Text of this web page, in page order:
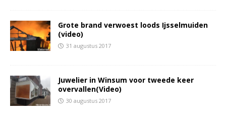
Grote brand verwoest loods Ijsselmuiden
(video)
31 augustus 2017
Juwelier in Winsum voor tweede keer
overvallen(Video)
30 augustus 2017